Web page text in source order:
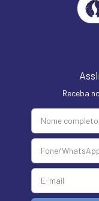
Receba